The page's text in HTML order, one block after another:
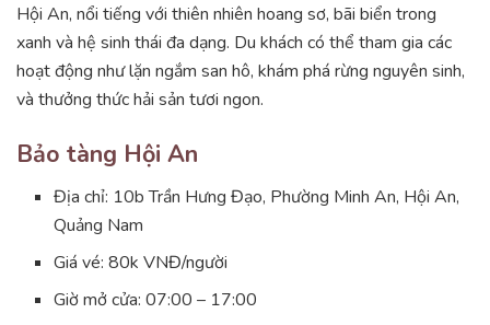
Hội An, nổi tiếng với thiên nhiên hoang sơ, bãi biển trong
xanh và hệ sinh thái đa dạng. Du khách có thể tham gia các
hoạt động như lặn ngắm san hô, khám phá rừng nguyên sinh,
và thưởng thức hải sản tươi ngon.
Bảo tàng Hội An
Địa chỉ: 10b Trần Hưng Đạo, Phường Minh An, Hội An,
Quảng Nam
Giá vé: 80k VNĐ/người
Giờ mở cửa: 07:00 – 17:00